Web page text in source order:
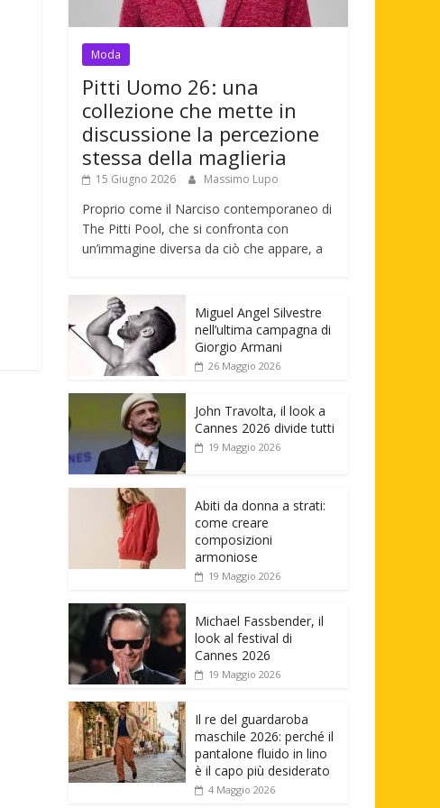
Moda
Pitti Uomo 26: una
collezione che mette in
discussione la percezione
stessa della maglieria
15 Giugno 2026 Massimo Lupo
Proprio come il Narciso contemporaneo di
The Pitti Pool, che si confronta con
un’immagine diversa da ciò che appare, a
Miguel Angel Silvestre
nell’ultima campagna di
Giorgio Armani
26 Maggio 2026
John Travolta, il look a
Cannes 2026 divide tutti
19 Maggio 2026
Abiti da donna a strati:
come creare
composizioni
armoniose
19 Maggio 2026
Michael Fassbender, il
look al festival di
Cannes 2026
19 Maggio 2026
Il re del guardaroba
maschile 2026: perché il
pantalone fluido in lino
è il capo più desiderato
4 Maggio 2026